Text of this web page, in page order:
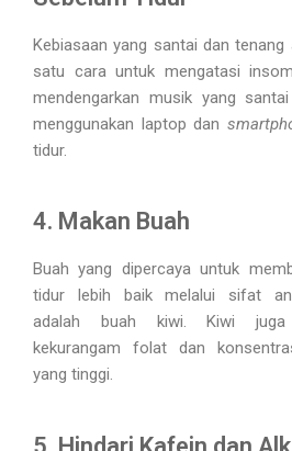
Kebiasaan yang santai dan tenang
satu cara untuk mengatasi
mendengarkan musik yang
menggunakan laptop dan
tidur.
4. Makan Buah
Buah yang dipercaya untuk
tidur lebih baik melalui sifat
adalah buah kiwi. Kiwi juga
kekurangam folat dan
yang tinggi.
5. Hindari Kafein dan